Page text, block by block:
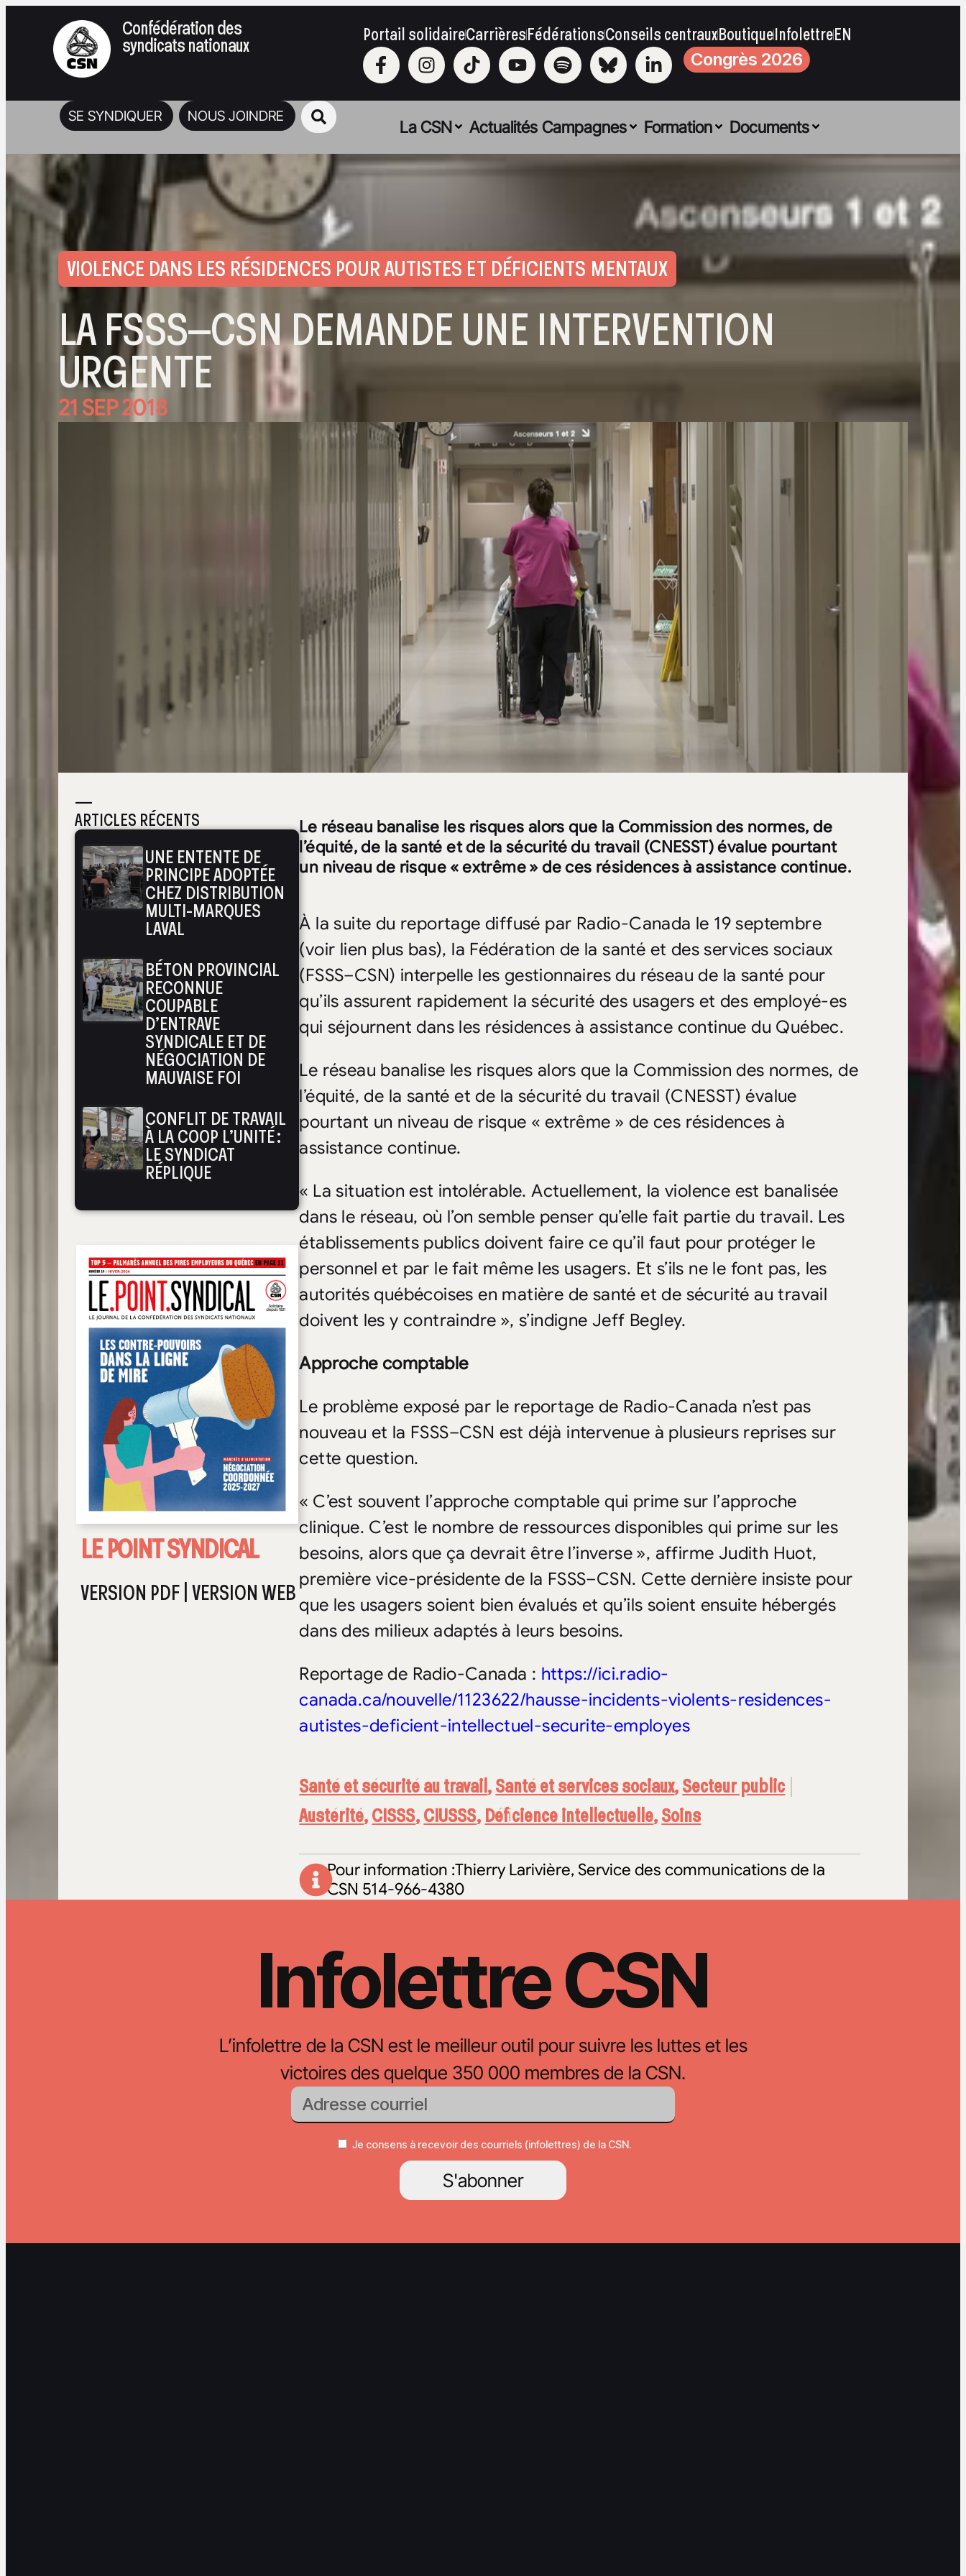
Confédération des
syndicats nationaux Portail solidaireCarrièresFédérationsConseils centrauxBoutiqueInfolettreEN
Congrès 2026
SE SYNDIQUER NOUS JOINDRE
La CSN Actualités Campagnes Formation Documents
VIOLENCE DANS LES RÉSIDENCES POUR AUTISTES ET DÉFICIENTS MENTAUX
LA FSSS–CSN DEMANDE UNE INTERVENTION
URGENTE
21 SEP 2018
—
ARTICLES RÉCENTS
UNE ENTENTE DE
PRINCIPE ADOPTÉE
CHEZ DISTRIBUTION
MULTI-MARQUES
LAVAL
BÉTON PROVINCIAL
RECONNUE
COUPABLE
D’ENTRAVE
SYNDICALE ET DE
NÉGOCIATION DE
MAUVAISE FOI
CONFLIT DE TRAVAIL
À LA COOP L’UNITÉ :
LE SYNDICAT
RÉPLIQUE
LE POINT SYNDICAL
VERSION PDF|VERSION WEB
Le réseau banalise les risques alors que la Commission des normes, de
l’équité, de la santé et de la sécurité du travail (CNESST) évalue pourtant
un niveau de risque « extrême » de ces résidences à assistance continue.
À la suite du reportage diffusé par Radio-Canada le 19 septembre
(voir lien plus bas), la Fédération de la santé et des services sociaux
(FSSS–CSN) interpelle les gestionnaires du réseau de la santé pour
qu’ils assurent rapidement la sécurité des usagers et des employé-es
qui séjournent dans les résidences à assistance continue du Québec.
Le réseau banalise les risques alors que la Commission des normes, de
l’équité, de la santé et de la sécurité du travail (CNESST) évalue
pourtant un niveau de risque « extrême » de ces résidences à
assistance continue.
« La situation est intolérable. Actuellement, la violence est banalisée
dans le réseau, où l’on semble penser qu’elle fait partie du travail. Les
établissements publics doivent faire ce qu’il faut pour protéger le
personnel et par le fait même les usagers. Et s’ils ne le font pas, les
autorités québécoises en matière de santé et de sécurité au travail
doivent les y contraindre », s’indigne Jeff Begley.
Approche comptable
Le problème exposé par le reportage de Radio-Canada n’est pas
nouveau et la FSSS–CSN est déjà intervenue à plusieurs reprises sur
cette question.
« C’est souvent l’approche comptable qui prime sur l’approche
clinique. C’est le nombre de ressources disponibles qui prime sur les
besoins, alors que ça devrait être l’inverse », affirme Judith Huot,
première vice-présidente de la FSSS–CSN. Cette dernière insiste pour
que les usagers soient bien évalués et qu’ils soient ensuite hébergés
dans des milieux adaptés à leurs besoins.
Reportage de Radio-Canada : https://ici.radio-
canada.ca/nouvelle/1123622/hausse-incidents-violents-residences-
autistes-deficient-intellectuel-securite-employes
Santé et sécurité au travail,Santé et services sociaux,Secteur public
Austérité,CISSS,CIUSSS,Déficience intellectuelle,Soins
Pour information :Thierry Larivière, Service des communications de la
CSN 514-966-4380
Infolettre CSN
L’infolettre de la CSN est le meilleur outil pour suivre les luttes et les
victoires des quelque 350 000 membres de la CSN.
Je consens à recevoir des courriels (infolettres) de la CSN.
S'abonner